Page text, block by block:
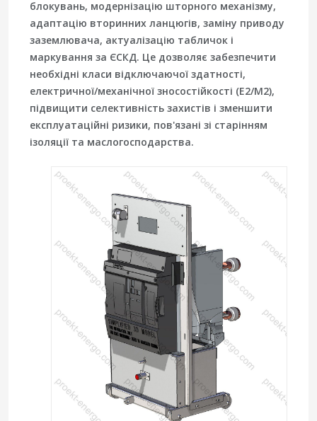
блокувань, модернізацію шторного механізму,
адаптацію вторинних ланцюгів, заміну приводу
заземлювача, актуалізацію табличок і
маркування за ЄСКД. Це дозволяє забезпечити
необхідні класи відключаючої здатності,
електричної/механічної зносостійкості (E2/M2),
підвищити селективність захистів і зменшити
експлуатаційні ризики, пов'язані зі старінням
ізоляції та маслогосподарства.